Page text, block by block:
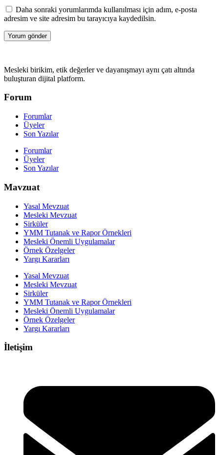
Daha sonraki yorumlarımda kullanılması için adım, e-posta
adresim ve site adresim bu tarayıcıya kaydedilsin.
Mesleki birikim, etik değerler ve dayanışmayı aynı çatı altında
buluşturan dijital platform.
Forum
Forumlar
Üyeler
Son Yazılar
Forumlar
Üyeler
Son Yazılar
Mavzuat
Yasal Mevzuat
Mesleki Mevzuat
Sirküler
YMM Tutanak ve Rapor Örnekleri
Mesleki Önemli Uygulamalar
Örnek Özelgeler
Yargı Kararları
Yasal Mevzuat
Mesleki Mevzuat
Sirküler
YMM Tutanak ve Rapor Örnekleri
Mesleki Önemli Uygulamalar
Örnek Özelgeler
Yargı Kararları
İletişim